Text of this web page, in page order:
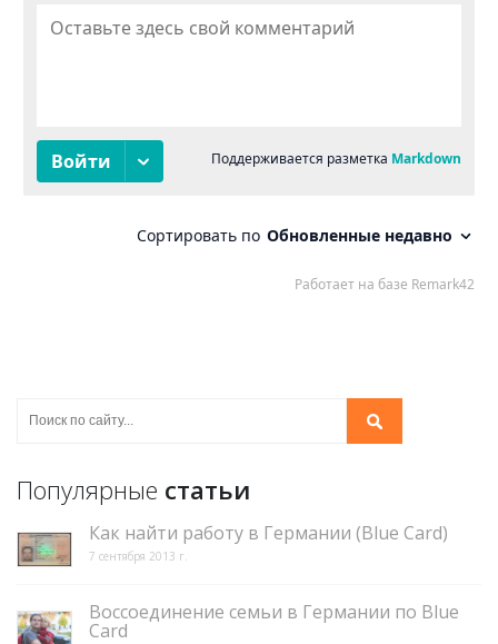
Популярные статьи
Как найти работу в Германии (Blue Card)
7 сентября 2013 г.
Воссоединение семьи в Германии по Blue
Card